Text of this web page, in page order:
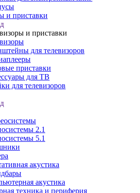
и приставки
и приставки
для телевизоров
приставки
для ТВ
для телевизоров
2.1
5.1
акустика
акустика
техника и периферия